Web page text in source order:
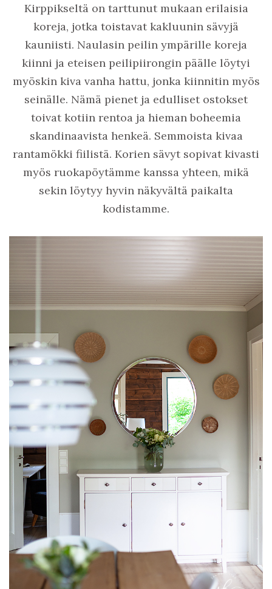
Kirppikseltä on tarttunut mukaan erilaisia
koreja, jotka toistavat kakluunin sävyjä
kauniisti. Naulasin peilin ympärille koreja
kiinni ja eteisen peilipiirongin päälle löytyi
myöskin kiva vanha hattu, jonka kiinnitin myös
seinälle. Nämä pienet ja edulliset ostokset
toivat kotiin rentoa ja hieman boheemia
skandinaavista henkeä. Semmoista kivaa
rantamökki fiilistä. Korien sävyt sopivat kivasti
myös ruokapöytämme kanssa yhteen, mikä
sekin löytyy hyvin näkyvältä paikalta
kodistamme.